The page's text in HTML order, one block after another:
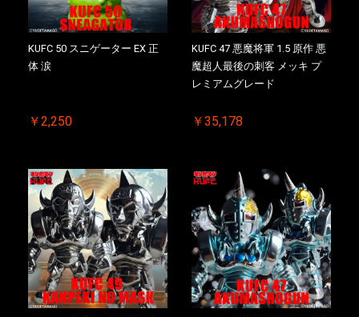
お買い物を続ける カートへ進む
KUFC 50 スニゲーター EX 正
体 涙
￥2,250
KUFC 47 悪魔将軍 1.5 原作 悪
魔超人最後の刺客 メッキ プ
レミアムグレード
￥35,178